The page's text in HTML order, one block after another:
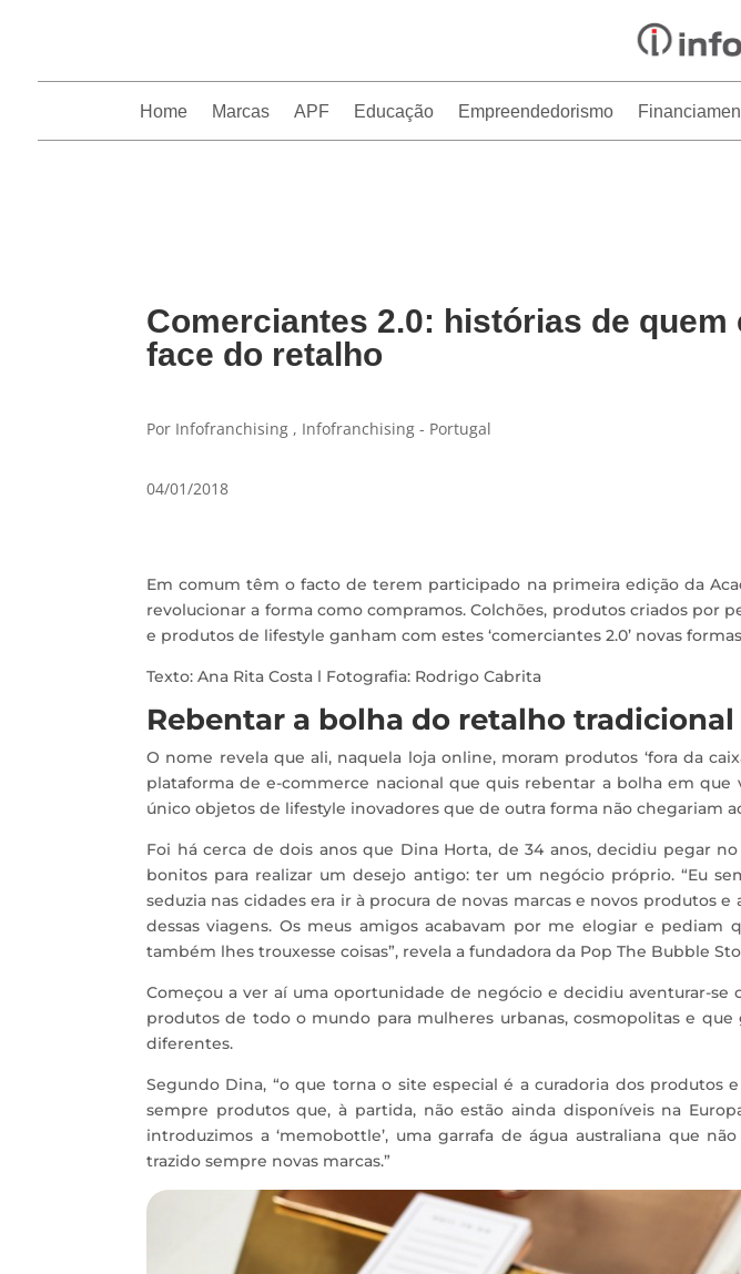
Home Marcas APF Educação Empreendedorismo
Comerciantes 2.0: histórias de quem
face do retalho
Por Infofranchising , Infofranchising - Portugal
04/01/2018
Em comum têm o facto de terem participado na primeira edição da
revolucionar a forma como compramos. Colchões, produtos criados por
e produtos de lifestyle ganham com estes ‘comerciantes 2.0’ novas
Texto: Ana Rita Costa l Fotografia: Rodrigo Cabrita
Rebentar a bolha do retalho tradicional
O nome revela que ali, naquela loja online, moram produtos ‘fora da
plataforma de e-commerce nacional que quis rebentar a bolha em
único objetos de lifestyle inovadores que de outra forma não chegariam
Foi há cerca de dois anos que Dina Horta, de 34 anos, decidiu pegar
bonitos para realizar um desejo antigo: ter um negócio próprio. “Eu
seduzia nas cidades era ir à procura de novas marcas e novos produtos
dessas viagens. Os meus amigos acabavam por me elogiar e pediam
também lhes trouxesse coisas”, revela a fundadora da Pop The Bubble
Começou a ver aí uma oportunidade de negócio e decidiu aventurar-se
produtos de todo o mundo para mulheres urbanas, cosmopolitas e
diferentes.
Segundo Dina, “o que torna o site especial é a curadoria dos produtos
sempre produtos que, à partida, não estão ainda disponíveis na
introduzimos a ‘memobottle’, uma garrafa de água australiana que
trazido sempre novas marcas.”